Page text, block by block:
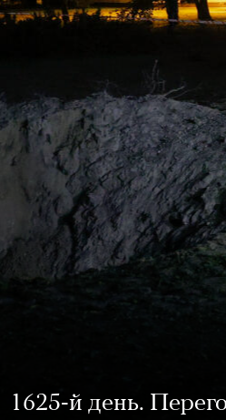
1625-й день.